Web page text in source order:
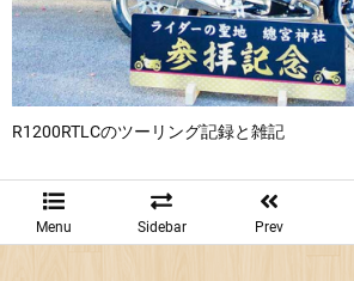
R1200RTLCのツーリング記録と雑記
Menu Sidebar Prev